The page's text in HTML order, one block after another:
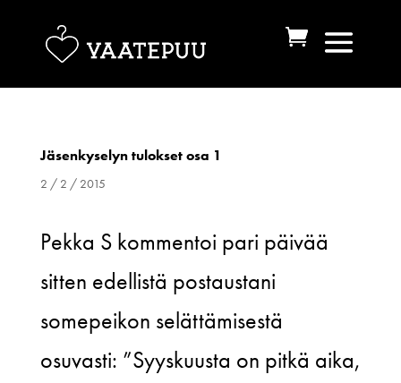
Jäsenkyselyn tulokset osa 1
2 / 2 / 2015
Pekka S kommentoi pari päivää
sitten edellistä postaustani
somepeikon selättämisestä
osuvasti: ”Syyskuusta on pitkä aika,